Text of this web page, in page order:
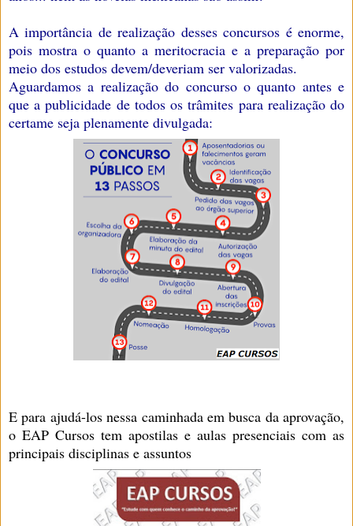
A importância de realização desses concursos é enorme,
pois mostra o quanto a meritocracia e a preparação por
meio dos estudos devem/deveriam ser valorizadas.
Aguardamos a realização do concurso o quanto antes e
que a publicidade de todos os trâmites para realização do
certame seja plenamente divulgada:
E para ajudá-los nessa caminhada em busca da aprovação,
o EAP Cursos tem apostilas e aulas presenciais com as
principais disciplinas e assuntos